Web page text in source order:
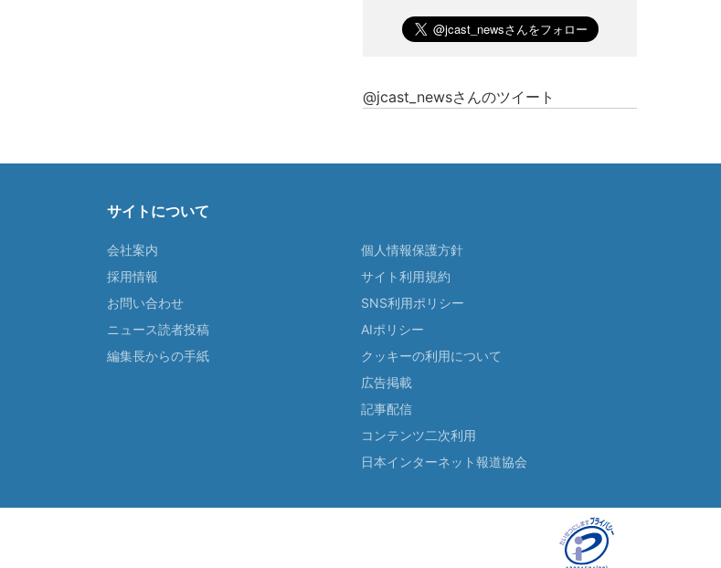
@jcast_newsさんのツイート
サイトについて
会社案内
採用情報
お問い合わせ
ニュース読者投稿
編集長からの手紙
個人情報保護方針
サイト利用規約
SNS利用ポリシー
AIポリシー
クッキーの利用について
広告掲載
記事配信
コンテンツ二次利用
日本インターネット報道協会